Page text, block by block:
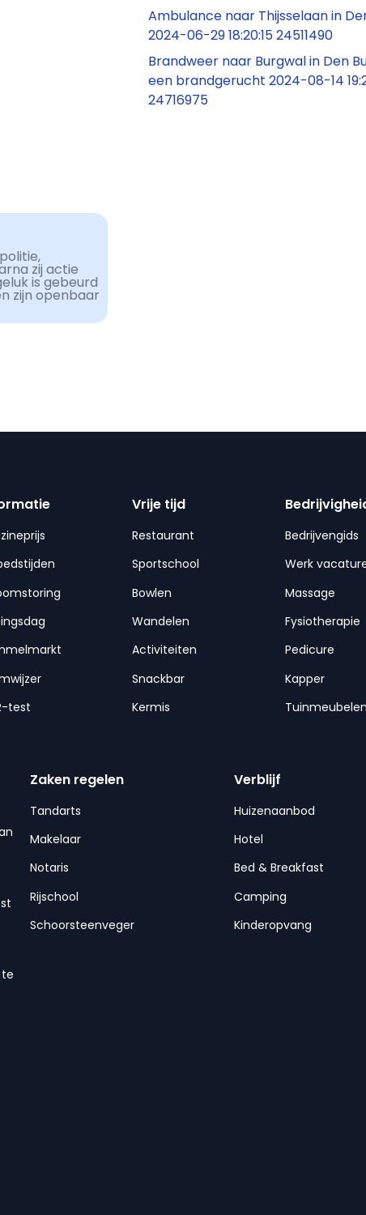
zij actie
is gebeurd
zijn openbaar
Ambulance naar Thijsselaan in
2024-06-29 18:20:15 24511490
Brandweer naar Burgwal in Den
een brandgerucht 2024-08-14
24716975
test
Vrije tijd
Restaurant
Sportschool
Bowlen
Wandelen
Activiteiten
Snackbar
Kermis
Bedrijvengids
Werk
Massage
Fysiotherapie
Pedicure
Kapper
Tuinmeubelen
Zaken regelen
Tandarts
Makelaar
Notaris
Rijschool
Schoorsteenveger
Verblijf
Huizenaanbod
Hotel
Bed & Breakfast
Camping
Kinderopvang